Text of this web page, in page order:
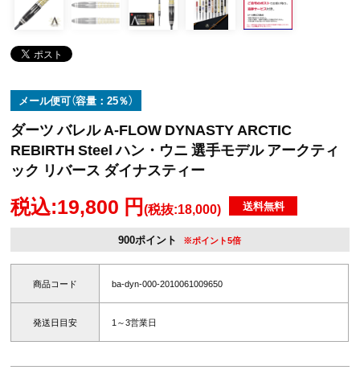
メール便可（容量：25％）
ダーツ バレル A-FLOW DYNASTY ARCTIC
REBIRTH Steel ハン・ウニ 選手モデル アークティ
ック リバース ダイナスティー
税込:19,800 円(税抜:18,000) 送料無料
900ポイント ※ポイント5倍
商品コード ba-dyn-000-2010061009650
発送日目安 1～3営業日